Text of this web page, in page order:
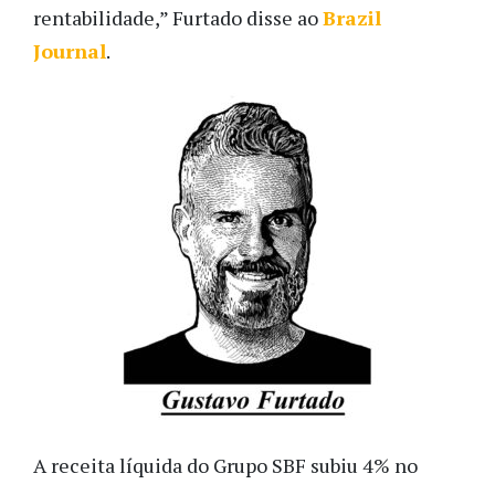
rentabilidade,” Furtado disse aoBrazil
Journal.
A receita líquida do Grupo SBF subiu 4% no